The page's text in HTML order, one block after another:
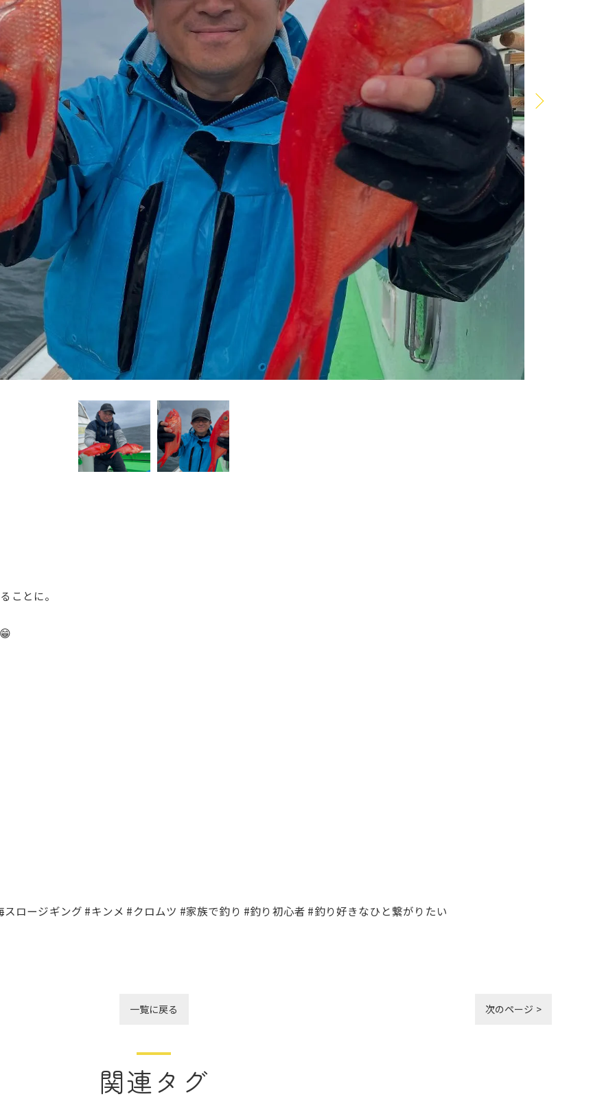
ことに。
ロージギング #キンメ #クロムツ #家族で釣り #釣り初心者 #釣り好きなひと繋がりたい
一覧に戻る 次のページ >
関連タグ